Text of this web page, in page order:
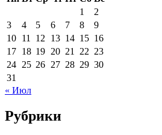
1
2
3
4 5 6 7 8
9
10 11 12 13 14 15 16
17 18 19 20 21 22 23
24 25 26 27 28 29 30
31
« Июл
Рубрики